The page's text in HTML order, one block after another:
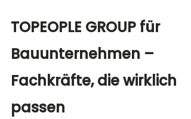
TOPEOPLE GROUP für
Bauunternehmen –
Fachkräfte, die wirklich
passen